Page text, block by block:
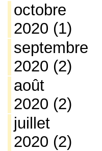
octobre
2020 (1)
septembre
2020 (2)
août
2020 (2)
juillet
2020 (2)